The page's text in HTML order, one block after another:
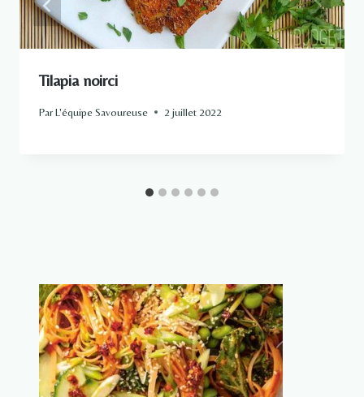
Tilapia noirci
ParL'équipe Savoureuse 2 juillet 2022